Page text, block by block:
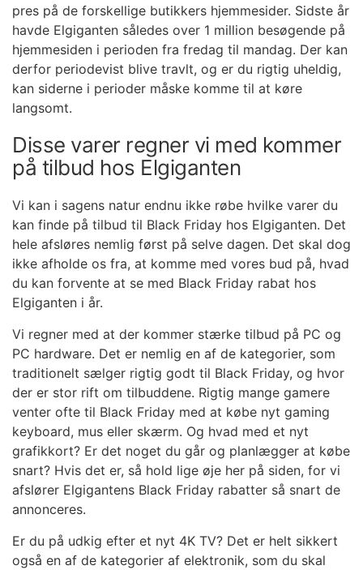
pres på de forskellige butikkers hjemmesider. Sidste år
havde Elgiganten således over 1 million besøgende på
hjemmesiden i perioden fra fredag til mandag. Der kan
derfor periodevist blive travlt, og er du rigtig uheldig,
kan siderne i perioder måske komme til at køre
langsomt.
Disse varer regner vi med kommer
på tilbud hos Elgiganten
Vi kan i sagens natur endnu ikke røbe hvilke varer du
kan finde på tilbud til Black Friday hos Elgiganten. Det
hele afsløres nemlig først på selve dagen. Det skal dog
ikke afholde os fra, at komme med vores bud på, hvad
du kan forvente at se med Black Friday rabat hos
Elgiganten i år.
Vi regner med at der kommer stærke tilbud på PC og
PC hardware. Det er nemlig en af de kategorier, som
traditionelt sælger rigtig godt til Black Friday, og hvor
der er stor rift om tilbuddene. Rigtig mange gamere
venter ofte til Black Friday med at købe nyt gaming
keyboard, mus eller skærm. Og hvad med et nyt
grafikkort? Er det noget du går og planlægger at købe
snart? Hvis det er, så hold lige øje her på siden, for vi
afslører Elgigantens Black Friday rabatter så snart de
annonceres.
Er du på udkig efter et nyt 4K TV? Det er helt sikkert
også en af de kategorier af elektronik, som du skal